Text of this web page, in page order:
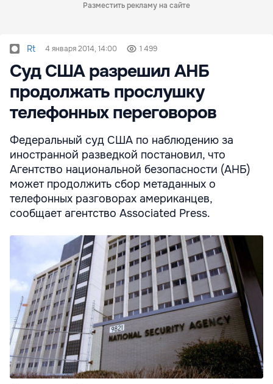
Разместить рекламу на сайте
Rt 4 января 2014, 14:00 1 499
Суд США разрешил АНБ
продолжать прослушку
телефонных переговоров
Федеральный суд США по наблюдению за
иностранной разведкой постановил, что
Агентство национальной безопасности (АНБ)
может продолжить сбор метаданных о
телефонных разговорах американцев,
сообщает агентство Associated Press.